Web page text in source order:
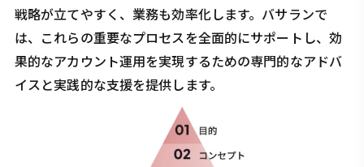
戦略が立てやすく、業務も効率化します。バサランで
は、これらの重要なプロセスを全面的にサポートし、効
果的なアカウント運用を実現するための専門的なアドバ
イスと実践的な支援を提供します。